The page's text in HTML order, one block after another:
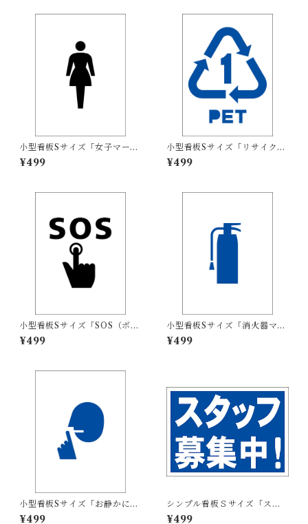
小型看板Sサイズ「女子マーク
（黒）」 屋外可【その他・マ
ーク】
¥499
小型看板Sサイズ「リサイクル
PETボトル（青）」 屋外可
【その他・マーク】
¥499
小型看板Sサイズ「SOS（ボタ
ン）マーク（黒）」 屋外可
【その他・マーク】
¥499
小型看板Sサイズ「消火器マー
ク（青）」 屋外可【その他・
マーク】
¥499
小型看板Sサイズ「お静かにマ
ーク（青）」 屋外可【その
¥499
シンプル看板Ｓサイズ「スタ
ッフ募集中」【工場・現場】
¥499